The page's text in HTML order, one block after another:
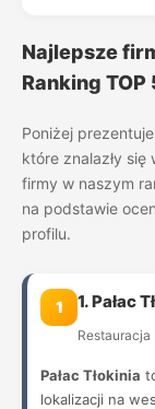
Najlepsze
Ranking
Poniżej
które znalazły
firmy w naszym
na podstawie
profilu.
1 1. Pałac
Restauracja
Pałac Tłokinia
lokalizacji na